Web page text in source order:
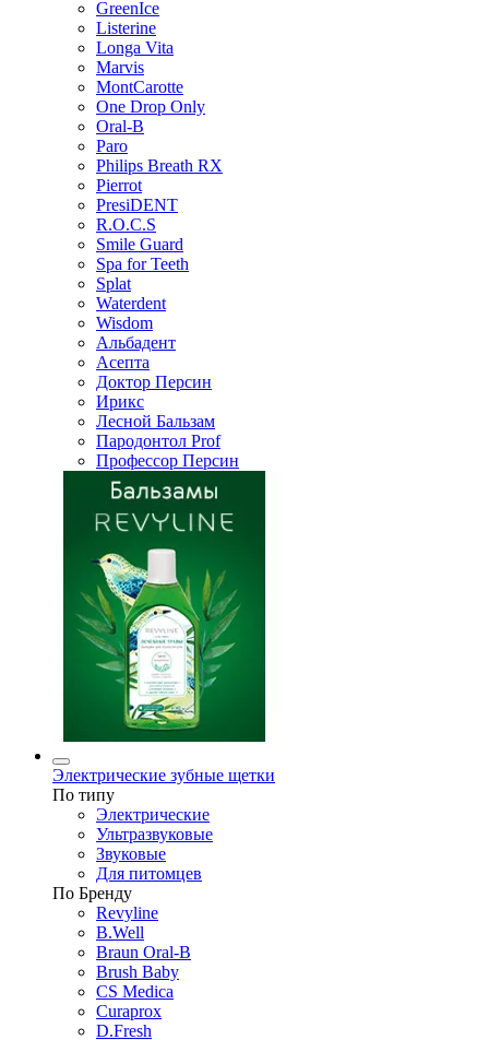
GreenIce
Listerine
Longa Vita
Marvis
MontCarotte
One Drop Only
Oral-B
Paro
Philips Breath RX
Pierrot
PresiDENT
R.O.C.S
Smile Guard
Spa for Teeth
Splat
Waterdent
Wisdom
Альбадент
Асепта
Доктор Персин
Ирикс
Лесной Бальзам
Пародонтол Prof
Профессор Персин
Электрические зубные щетки
По типу
Электрические
Ультразвуковые
Звуковые
Для питомцев
По Бренду
Revyline
B.Well
Braun Oral-B
Brush Baby
CS Medica
Curaprox
D.Fresh